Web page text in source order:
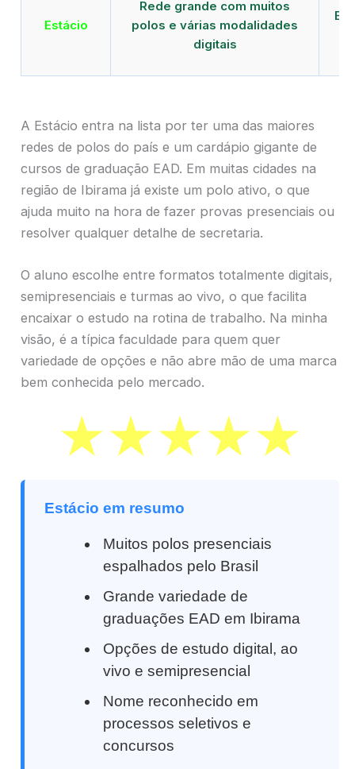
Estácio
Rede grande com muitos
polos e várias modalidades
digitais
A Estácio entra na lista por ter uma das maiores
redes de polos do país e um cardápio gigante de
cursos de graduação EAD. Em muitas cidades na
região de Ibirama já existe um polo ativo, o que
ajuda muito na hora de fazer provas presenciais ou
resolver qualquer detalhe de secretaria.
O aluno escolhe entre formatos totalmente digitais,
semipresenciais e turmas ao vivo, o que facilita
encaixar o estudo na rotina de trabalho. Na minha
visão, é a típica faculdade para quem quer
variedade de opções e não abre mão de uma marca
bem conhecida pelo mercado.
Estácio em resumo
Muitos polos presenciais
espalhados pelo Brasil
Grande variedade de
graduações EAD em Ibirama
Opções de estudo digital, ao
vivo e semipresencial
Nome reconhecido em
processos seletivos e
concursos